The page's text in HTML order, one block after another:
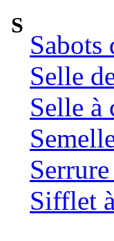
S
Sabots
Selle
Selle à
Sifflet